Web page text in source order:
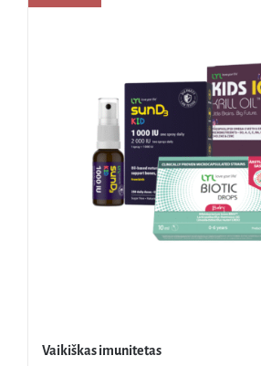
Vaikiškas imunitetas